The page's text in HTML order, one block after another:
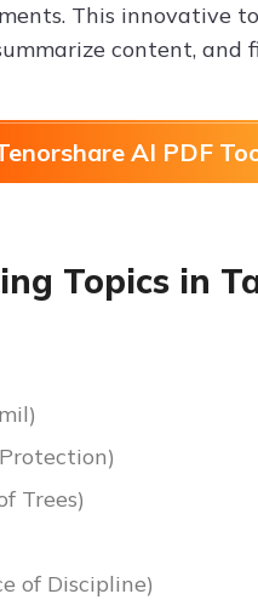
This innovative
content, and
AI PDF
Topics in
Protection)
Trees)
of Discipline)